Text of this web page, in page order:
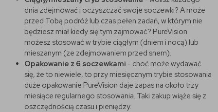
dnia zdejmować i oczyszczać swoje soczewki? A może
przed Tobą podróż lub czas pełen zadań, w którym nie
będziesz miał kiedy się tym zajmować? PureVision
możesz stosować w trybie ciągłym (dniem i nocą) lub
mieszanym (ze zdejmowaniem przed snem).
Opakowanie z 6 soczewkami - choć może wydawać
się, że to niewiele, to przy miesięcznym trybie stosowania
duże opakowanie PureVision daje zapas na około trzy
miesiące regularnego stosowania. Taki zakup wiąże się z
oszczędnością czasu i pieniędzy.